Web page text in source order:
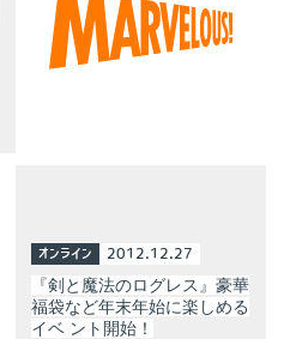
オンライン 2012.12.27
『剣と魔法のログレス』豪華
福袋など年末年始に楽しめる
イベ ント開始！